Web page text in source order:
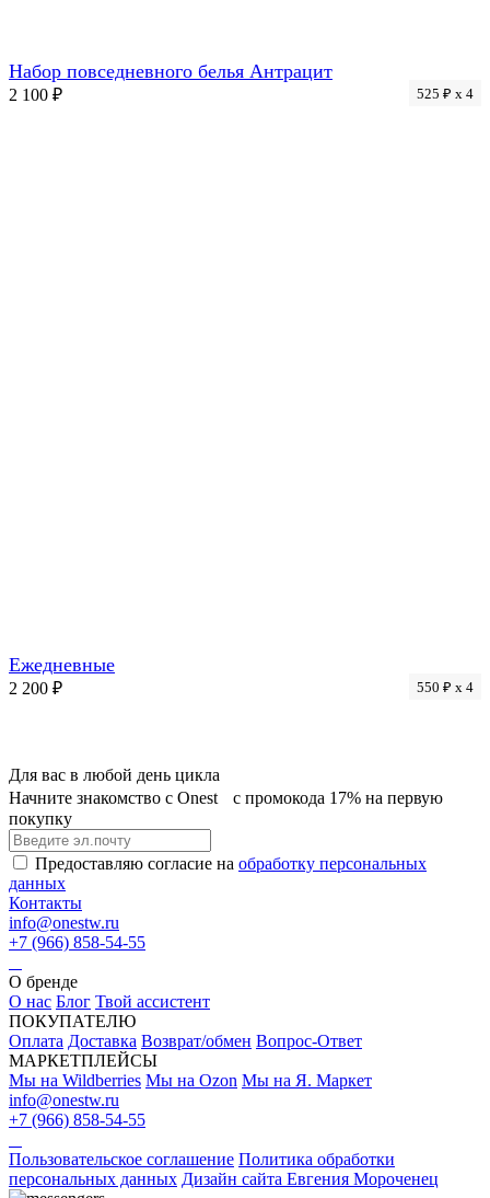
Набор повседневного белья Антрацит
2 100 ₽ 525 ₽ x 4
Ежедневные
2 200 ₽ 550 ₽ x 4
Для вас в любой день цикла
Начните знакомство с Onest с промокода 17% на первую
покупку
Предоставляю согласие на обработку персональных
данных
Контакты
info@onestw.ru
+7 (966) 858-54-55
О бренде
О нас Блог Твой ассистент
ПОКУПАТЕЛЮ
Оплата Доставка Возврат/обмен Вопрос-Ответ
МАРКЕТПЛЕЙСЫ
Мы на Wildberries Мы на Ozon Мы на Я. Маркет
info@onestw.ru
+7 (966) 858-54-55
Пользовательское соглашение Политика обработки
персональных данных Дизайн сайта Евгения Мороченец